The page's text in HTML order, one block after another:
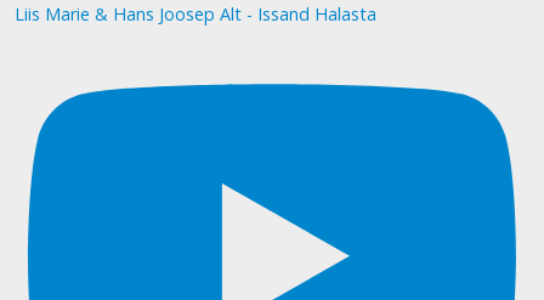
Liis Marie & Hans Joosep Alt - Issand Halasta